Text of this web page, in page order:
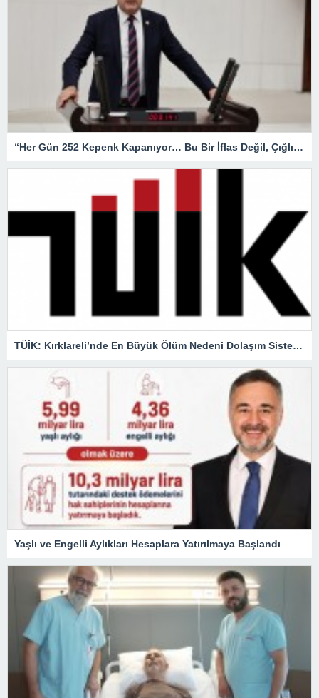
“Her Gün 252 Kepenk Kapanıyor… Bu Bir İflas Değil, Çığlıktır!”
TÜİK: Kırklareli’nde En Büyük Ölüm Nedeni Dolaşım Sistemi Hastalıkları
Yaşlı ve Engelli Aylıkları Hesaplara Yatırılmaya Başlandı